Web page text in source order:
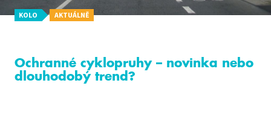
KOLO AKTUÁLNĚ
Ochranné cyklopruhy – novinka nebo
dlouhodobý trend?